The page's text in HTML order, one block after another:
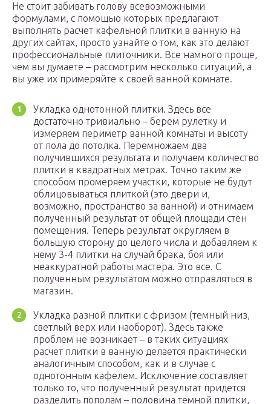
Не стоит забивать голову всевозможными
формулами, с помощью которых предлагают
выполнять расчет кафельной плитки в ванную на
других сайтах, просто узнайте о том, как это делают
профессиональные плиточники. Все намного проще,
чем вы думаете – рассмотрим несколько ситуаций, а
вы уже их примеряйте к своей ванной комнате.
Укладка однотонной плитки. Здесь все
достаточно тривиально – берем рулетку и
измеряем периметр ванной комнаты и высоту
от пола до потолка. Перемножаем два
получившихся результата и получаем количество
плитки в квадратных метрах. Точно таким же
способом промеряем участки, которые не будут
облицовываться плиткой (это двери и,
возможно, пространство за ванной) и отнимаем
полученный результат от общей площади стен
помещения. Теперь результат округляем в
большую сторону до целого числа и добавляем к
нему 3-4 плитки на случай брака, боя или
неаккуратной работы мастера. Это все. С
полученным результатом можно отправляться в
магазин.
Укладка разной плитки с фризом (темный низ,
светлый верх или наоборот). Здесь также
проблем не возникает – в таких ситуациях
расчет плитки в ванную делается практически
аналогичным способом, как и в случае с
однотонным кафелем. Исключение составляет
только то, что полученный результат придется
разделить пополам – половина темной плитки,